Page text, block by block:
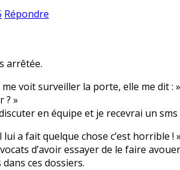
Répondre
arrêtée.
voit surveiller la porte, elle me dit
? »
en équipe et je recevrai un
lui a fait quelque chose c’est horrible
d’avoir essayer de le faire
ces dossiers.